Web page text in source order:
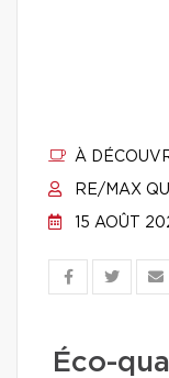
À
RE/MAX
15 AOÛT
Éco-